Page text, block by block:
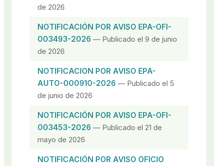
de 2026
NOTIFICACIÓN POR AVISO EPA-OFI-
003493-2026 — Publicado el 9 de junio
de 2026
NOTIFICACION POR AVISO EPA-
AUTO-000910-2026 — Publicado el 5
de junio de 2026
NOTIFICACIÓN POR AVISO EPA-OFI-
003453-2026 — Publicado el 21 de
mayo de 2026
NOTIFICACIÓN POR AVISO OFICIO